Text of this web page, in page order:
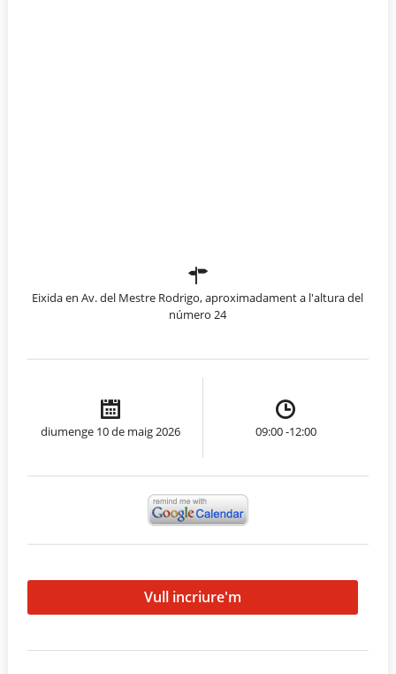
Eixida en Av. del Mestre Rodrigo, aproximadament a l'altura del
número 24
diumenge 10 de maig 2026 09:00 -12:00
Vull incriure'm